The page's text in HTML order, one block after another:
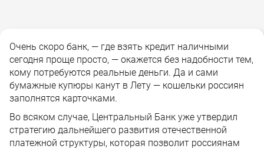
Очень скоро банк, — где взять кредит наличными
сегодня проще просто, — окажется без надобности тем,
кому потребуются реальные деньги. Да и сами
бумажные купюры канут в Лету — кошельки россиян
заполнятся карточками.
Во всяком случае, Центральный Банк уже утвердил
стратегию дальнейшего развития отечественной
платежной структуры, которая позволит россиянам